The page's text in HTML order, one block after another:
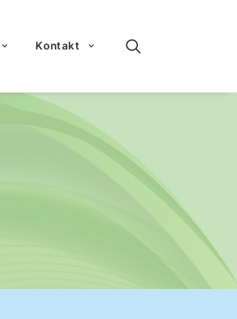
Kontakt